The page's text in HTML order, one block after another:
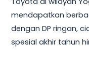
mendapatkan
dengan DP ringan,
spesial akhir tahun
Kredit
&
DP
Ringan